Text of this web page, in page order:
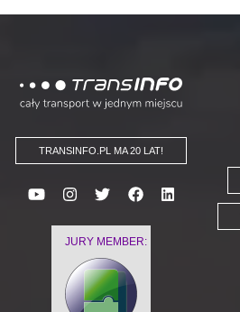
Logo
TRANSINFO.PL MA 20 LAT!
JURY MEMBER: